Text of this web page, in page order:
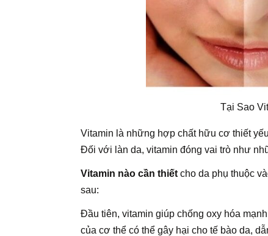
Tại Sao
Vitamin là những hợp chất hữu cơ thiết
Đối với làn da, vitamin đóng vai trò như
Vitamin nào cần thiết cho da phụ thuộc
sau:
Đầu tiên, vitamin giúp chống oxy hóa
của cơ thể có thể gây hại cho tế bào da,